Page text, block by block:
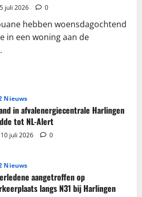
juli 2026 0
hebben woensdagochtend
in een woning aan de
Nieuws
in afvalenergiecentrale Harlingen
tot NL-Alert
10 juli 2026 0
Nieuws
aangetroffen op
langs N31 bij Harlingen